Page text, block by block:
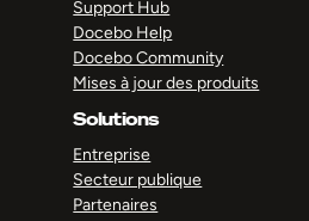
Support Hub
Docebo Help
Docebo Community
Mises à jour des produits
Solutions
Entreprise
Secteur publique
Partenaires